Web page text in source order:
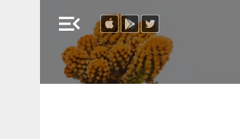
menu_open